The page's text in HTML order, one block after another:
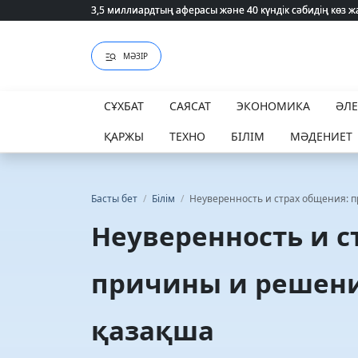
3,5 миллиардтың аферасы және 40 күндік сәбидің
3,5 миллиардтың аферасы және 40 күндік сәбидің
МӘЗІР
СҰХБАТ САЯСАТ ЭКОНОМИКА
ҚАРЖЫ
ТЕХНО БІЛІМ МӘДЕНИЕТ
Басты бет / Білім / Неуверенность и страх
Неуверенность и
причины и
қазақша